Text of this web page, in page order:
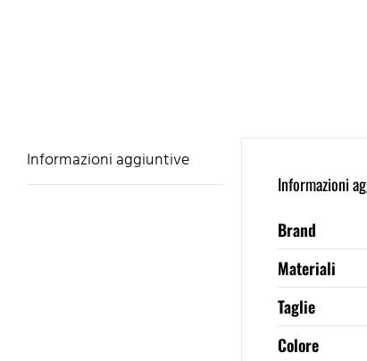
Informazioni aggiuntive
Informazioni
Brand
Materiali
Taglie
Colore